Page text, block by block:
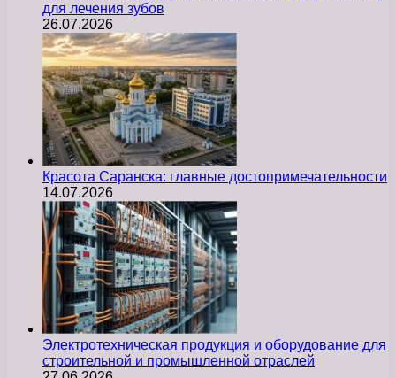
для лечения зубов
26.07.2026
Красота Саранска: главные достопримечательности
14.07.2026
Электротехническая продукция и оборудование для
строительной и промышленной отраслей